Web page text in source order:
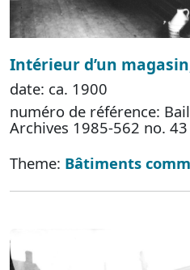
Intérieur d’un
date: ca. 1900
numéro de référence:
Archives 1985-562 no.
Theme: Bâtiments